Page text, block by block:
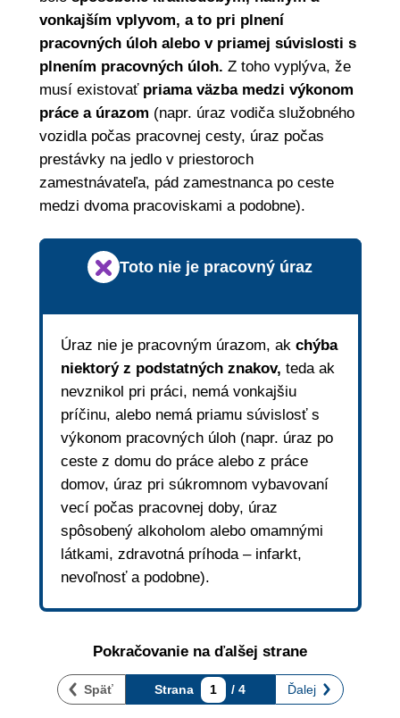
vonkajším vplyvom, a to pri plnení
pracovných úloh alebo v priamej súvislosti s
plnením pracovných úloh. Z toho vyplýva, že
musí existovať priama väzba medzi výkonom
práce a úrazom (napr. úraz vodiča služobného
vozidla počas pracovnej cesty, úraz počas
prestávky na jedlo v priestoroch
zamestnávateľa, pád zamestnanca po ceste
medzi dvoma pracoviskami a podobne).
Toto nie je pracovný úraz
Úraz nie je pracovným úrazom, ak chýba
niektorý z podstatných znakov, teda ak
nevznikol pri práci, nemá vonkajšiu
príčinu, alebo nemá priamu súvislosť s
výkonom pracovných úloh (napr. úraz po
ceste z domu do práce alebo z práce
domov, úraz pri súkromnom vybavovaní
vecí počas pracovnej doby, úraz
spôsobený alkoholom alebo omamnými
látkami, zdravotná príhoda – infarkt,
nevoľnosť a podobne).
Pokračovanie na ďalšej strane
Späť Strana 1 / 4 Ďalej